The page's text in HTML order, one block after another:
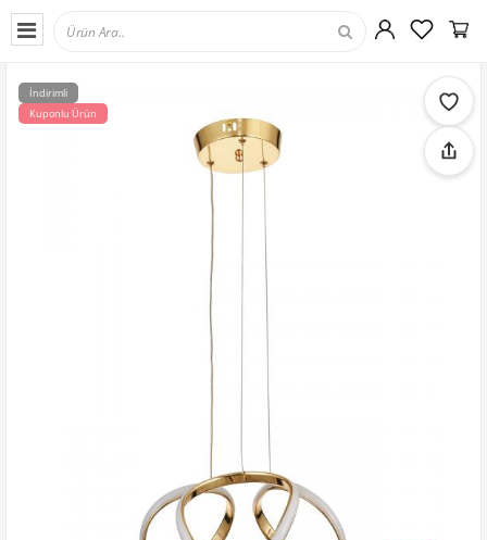
İndirimli
Kuponlu Ürün